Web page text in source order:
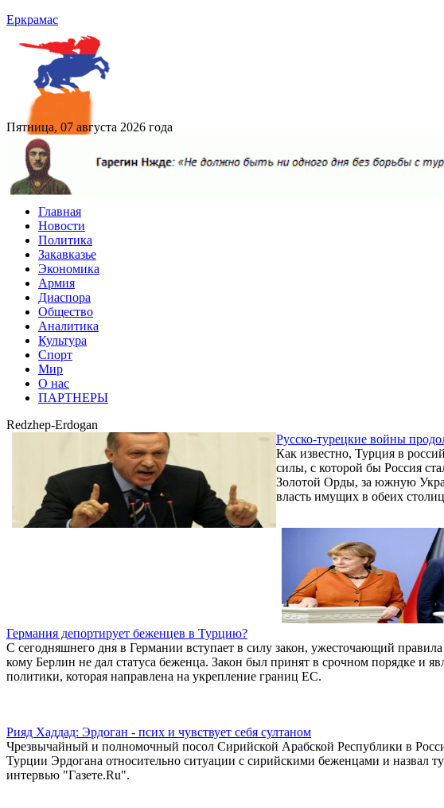
Еркрамас
Пятница, 07 августа 2026 года
Главная
Новости
Политика
Закавказье
Экономика
Армия
Диаспора
Общество
Аналитика
Культура
Спорт
Мир
О нас
ПАРТНЕРЫ
Redzhep-Erdogan
Русско-турецкие войны
Как известно, Турция в
силы, с которой бы Россия
Золотой Орды, за южную
власть имущих в обеих
Германия депортирует беженцев в Турцию?
С сегодняшнего дня в Германии вступает в силу закон, ужесточающий
кому Берлин не дал статуса беженца. Закон был принят в срочном порядке и
политики, которая направлена на укрепление границ ЕС.
Рияд Хаддад: Эрдоган - псих и чувствует себя султаном
Чрезвычайный и полномочный посол Сирийской Арабской Республики в
Турции Эрдогана относительно ситуации с сирийскими беженцами и назвал
интервью "Газете.Ru".